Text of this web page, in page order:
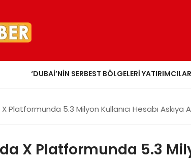
‘DUBAI’NIN SERBEST BÖLGELERI
X Platformunda 5.3 Milyon Kullanıcı Hesabı Askıya
X Platformunda 5.3